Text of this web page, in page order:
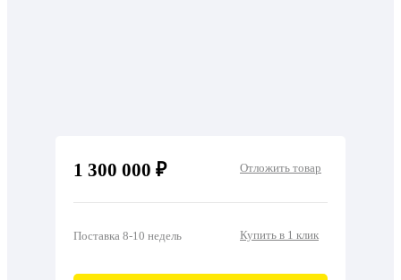
1 300 000 ₽ Отложить товар
Поставка 8-10 недель Купить в 1 клик